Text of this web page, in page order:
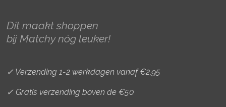
r
a
o
k
e
s
Dit maakt shoppen
bij Matchy nóg leuker!
✓ Verzending 1-2 werkdagen vanaf €2,95
✓ Gratis verzending boven de €50